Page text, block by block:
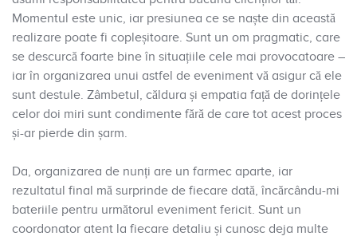
Momentul este unic, iar presiunea ce se naște din această
realizare poate fi copleșitoare. Sunt un om pragmatic, care
se descurcă foarte bine în situațiile cele mai provocatoare –
iar în organizarea unui astfel de eveniment vă asigur că ele
sunt destule. Zâmbetul, căldura și empatia față de dorințele
celor doi miri sunt condimente fără de care tot acest proces
și-ar pierde din șarm.
Da, organizarea de nunți are un farmec aparte, iar
rezultatul final mă surprinde de fiecare dată, încărcându-mi
bateriile pentru următorul eveniment fericit. Sunt un
coordonator atent la fiecare detaliu și cunosc deja multe